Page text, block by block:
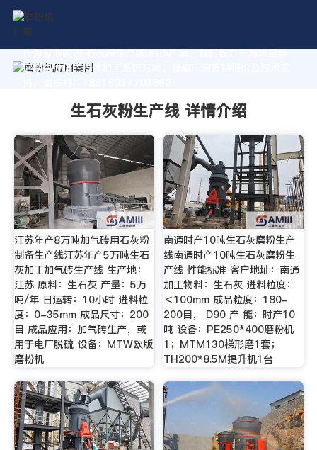
作为专业的 生石灰粉生产线 制造厂家，我们致力于为您量身
定制高价值的粉体加工系统方案。获取厂家直销报价及技术支
生石灰粉生产线 详情介绍
江苏年产8万吨加气砖用石灰粉
制备生产线江苏年产5万吨生石
灰加工加气砖生产线 生产地：
江苏 原料：生石灰 产量：5万
吨/年 日运转：10小时 进料粒
度：0-35mm 成品尺寸：200
目 成品应用：加气砖生产，或
用于电厂脱硫 设备：MTW欧版
磨粉机
南通时产10吨生石灰磨粉生产
线南通时产10吨生石灰磨粉生
产线 性能标准 客户地址：南通
加工物料：生石灰 进料粒度：
＜100mm 成品粒度：180-
200目， D90 产 能：时产10
吨 设备：PE250*400磨粉机
1；MTM130梯形磨1套；
TH200*8.5M提升机1台